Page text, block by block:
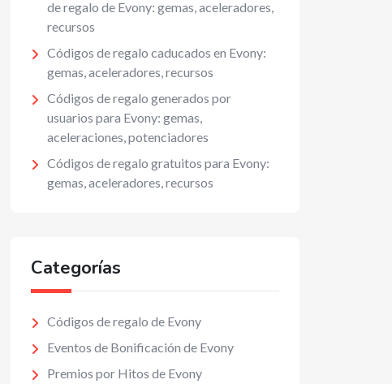
de regalo de Evony: gemas, aceleradores,
recursos
Códigos de regalo caducados en Evony:
gemas, aceleradores, recursos
Códigos de regalo generados por
usuarios para Evony: gemas,
aceleraciones, potenciadores
Códigos de regalo gratuitos para Evony:
gemas, aceleradores, recursos
Categorías
Códigos de regalo de Evony
Eventos de Bonificación de Evony
Premios por Hitos de Evony